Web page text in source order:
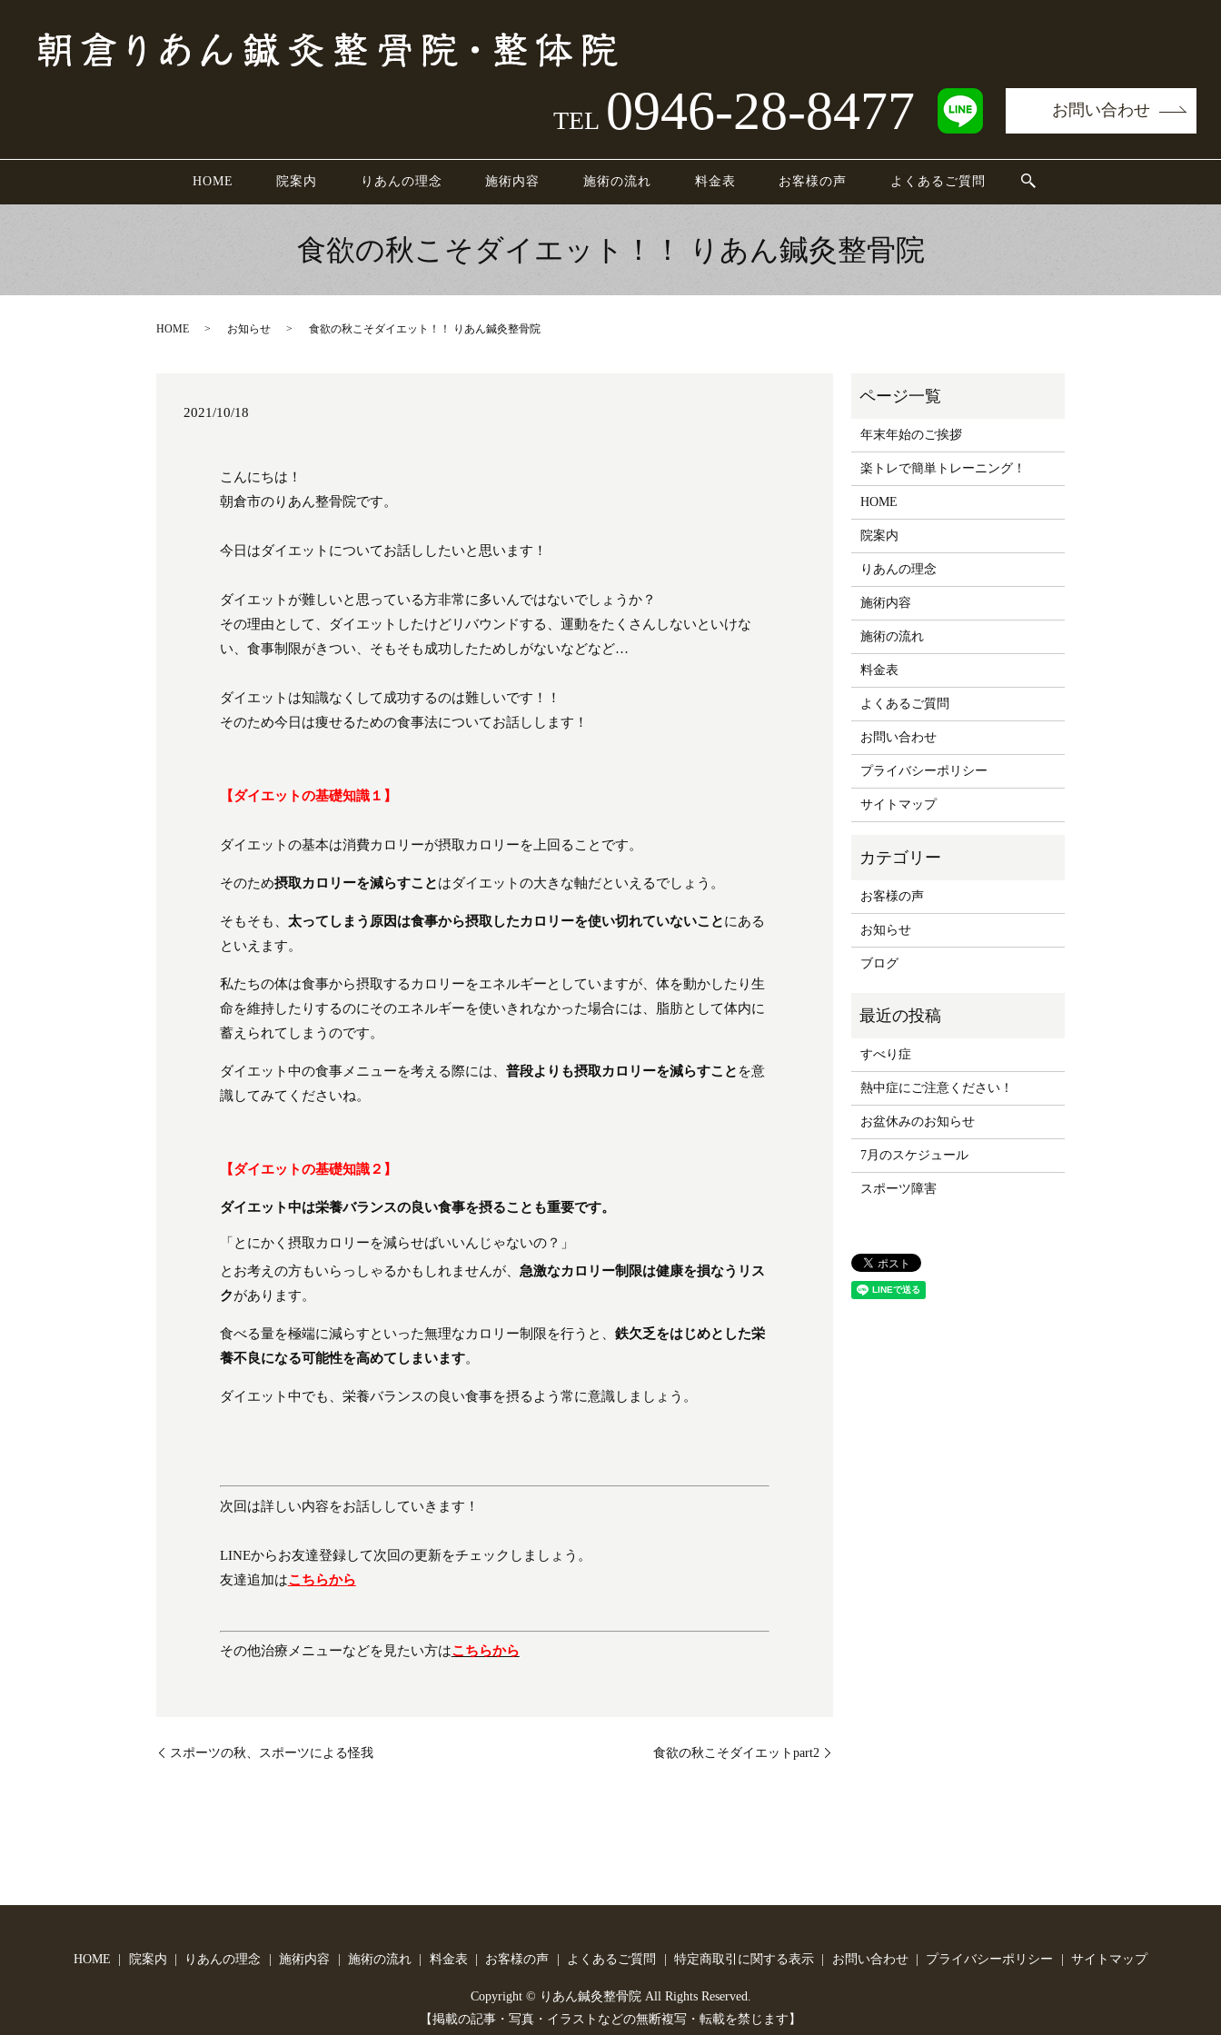
HOME 院案内 りあんの理念 施術内容 施術の流れ 料金表 お客様の声 よくあるご質問
TEL 0946-28-8477 お問い合わせ
食欲の秋こそダイエット！！ りあん鍼灸整骨院
HOME お知らせ 食欲の秋こそダイエット！！ りあん鍼灸整骨院
2021/10/18
こんにちは！
朝倉市のりあん整骨院です。
今日はダイエットについてお話ししたいと思います！
ダイエットが難しいと思っている方非常に多いんではないでしょうか？
その理由として、ダイエットしたけどリバウンドする、運動をたくさんしないといけな
い、食事制限がきつい、そもそも成功したためしがないなどなど…
ダイエットは知識なくして成功するのは難しいです！！
そのため今日は痩せるための食事法についてお話しします！
【ダイエットの基礎知識１】
ダイエットの基本は消費カロリーが摂取カロリーを上回ることです。
そのため摂取カロリーを減らすことはダイエットの大きな軸だといえるでしょう。
そもそも、 太ってしまう原因は食事から摂取したカロリーを使い切れていないことにある
といえます。
私たちの体は食事から摂取するカロリーをエネルギーとしていますが、体を動かしたり生
命を維持したりするのにそのエネルギーを使いきれなかった場合には、脂肪として体内に
蓄えられてしまうのです。
ダイエット中の食事メニューを考える際には、 普段よりも摂取カロリーを減らすこと を意
識してみてくださいね。
【ダイエットの基礎知識２】
ダイエット中は栄養バランスの良い食事を摂ることも重要です。
「とにかく摂取カロリーを減らせばいいんじゃないの？」
とお考えの方もいらっしゃるかもしれませんが、 急激なカロリー制限は健康を損なうリス
クがあります。
食べる量を極端に減らすといった無理なカロリー制限を行うと、 鉄欠乏をはじめとした栄
養不良になる可能性を高めてしまいます。
ダイエット中でも、栄養バランスの良い食事を摂るよう常に意識しましょう。
次回は詳しい内容をお話ししていきます！
LINEからお友達登録して次回の更新をチェックしましょう。
友達追加はこちらから
その他治療メニューなどを見たい方はこちらから
スポーツの秋、スポーツによる怪我 食欲の秋こそダイエットpart2
年末年始のご挨拶
楽トレで簡単トレーニング！
HOME
院案内
りあんの理念
施術内容
施術の流れ
料金表
よくあるご質問
お問い合わせ
プライバシーポリシー
サイトマップ
お客様の声
お知らせ
ブログ
すべり症
熱中症にご注意ください！
お盆休みのお知らせ
7月のスケジュール
スポーツ障害
HOME 院案内 りあんの理念 施術内容 施術の流れ 料金表 お客様の声 よくあるご質問 特定商取引に関する表示 お問い合わせ プライバシーポリシー サイトマップ
Copyright © りあん鍼灸整骨院 All Rights Reserved.
【掲載の記事・写真・イラストなどの無断複写・転載を禁じます】